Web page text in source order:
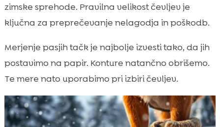
zimske sprehode. Pravilna velikost čevljev je
ključna za preprečevanje nelagodja in poškodb.
Merjenje pasjih tačk je najbolje izvesti tako, da jih
postavimo na papir. Konture natančno obrišemo.
Te mere nato uporabimo pri izbiri čevljev.